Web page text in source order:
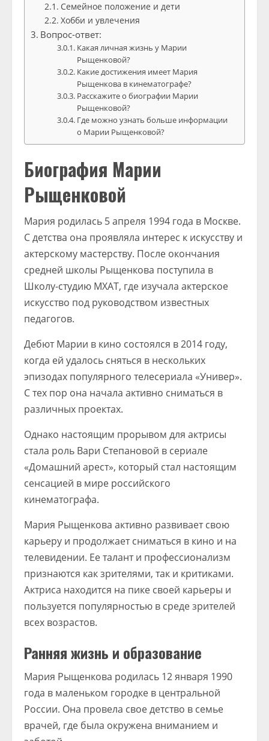
Семейное положение и дети
Хобби и увлечения
Вопрос-ответ:
Какая личная жизнь у Марии
Рыщенковой?
Какие достижения имеет Мария
Рыщенкова в кинематографе?
Расскажите о биографии Марии
Рыщенковой?
Где можно узнать больше информации
о Марии Рыщенковой?
Биография Марии
Рыщенковой
Мария родилась 5 апреля 1994 года в Москве.
С детства она проявляла интерес к искусству и
актерскому мастерству. После окончания
средней школы Рыщенкова поступила в
Школу-студию МХАТ, где изучала актерское
искусство под руководством известных
педагогов.
Дебют Марии в кино состоялся в 2014 году,
когда ей удалось сняться в нескольких
эпизодах популярного телесериала «Универ».
С тех пор она начала активно сниматься в
различных проектах.
Однако настоящим прорывом для актрисы
стала роль Вари Степановой в сериале
«Домашний арест», который стал настоящим
сенсацией в мире российского
кинематографа.
Мария Рыщенкова активно развивает свою
карьеру и продолжает сниматься в кино и на
телевидении. Ее талант и профессионализм
признаются как зрителями, так и критиками.
Актриса находится на пике своей карьеры и
пользуется популярностью в среде зрителей
всех возрастов.
Ранняя жизнь и образование
Мария Рыщенкова родилась 12 января 1990
года в маленьком городке в центральной
России. Она провела свое детство в семье
врачей, где была окружена вниманием и